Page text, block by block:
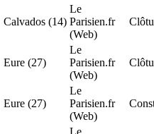
Calvados (14)
Le
Parisien.fr
(Web)
Eure (27)
Le
Parisien.fr
(Web)
Eure (27)
Le
Parisien.fr
(Web)
Le